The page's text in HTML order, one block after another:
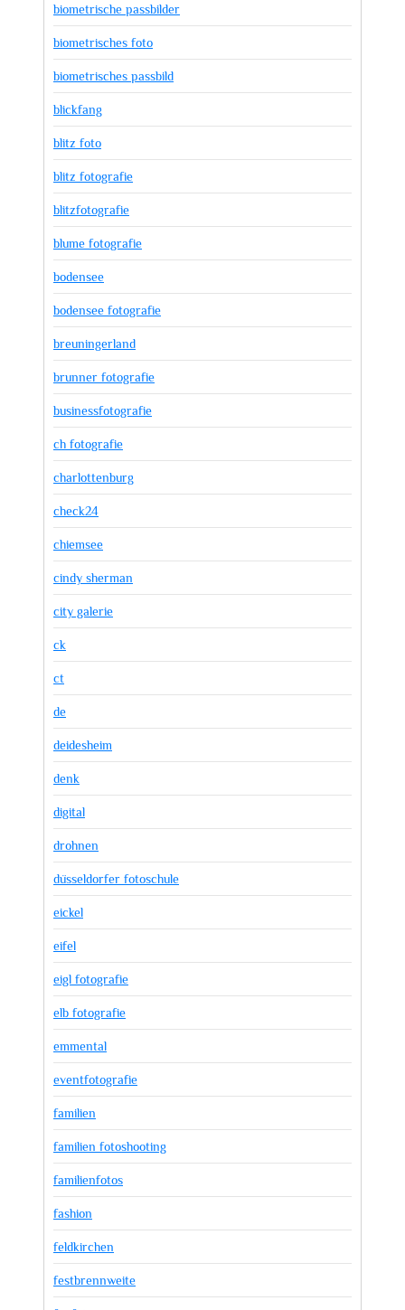
biometrische passbilder
biometrisches foto
biometrisches passbild
blickfang
blitz foto
blitz fotografie
blitzfotografie
blume fotografie
bodensee
bodensee fotografie
breuningerland
brunner fotografie
businessfotografie
ch fotografie
charlottenburg
check24
chiemsee
cindy sherman
city galerie
ck
ct
de
deidesheim
denk
digital
drohnen
düsseldorfer fotoschule
eickel
eifel
eigl fotografie
elb fotografie
emmental
eventfotografie
familien
familien fotoshooting
familienfotos
fashion
feldkirchen
festbrennweite